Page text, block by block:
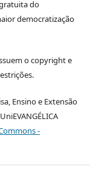
do
democratização
o copyright e
Ensino e Extensão
-